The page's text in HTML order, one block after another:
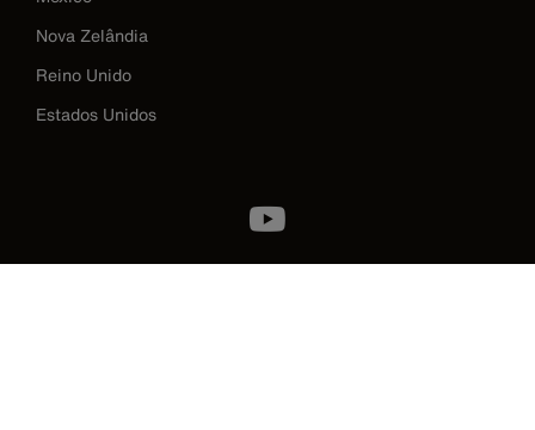
Nova Zelândia
Reino Unido
Estados Unidos